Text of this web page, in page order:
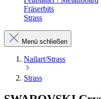
Fräserbits
Strass
Menü schließen
Nailart/Strass
Strass